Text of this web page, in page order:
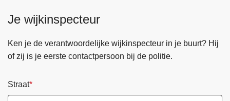
Je wijkinspecteur
Ken je de verantwoordelijke wijkinspecteur in je buurt? Hij
of zij is je eerste contactpersoon bij de politie.
Straat